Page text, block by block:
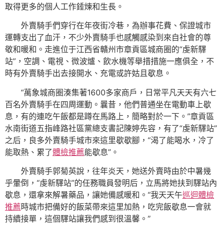
取得更多的個人工作錘煉和生長。
外賣騎手們穿行在年夜街冷巷，為辦事花費、保證城市
運轉支出了血汗，不少外賣騎手也感觸感染到來自社會的尊
敬和暖和。走進位于江西省贛州市章貢區城商圈的“虔新驛
站”，空調、電視、微波爐、飲水機等舉措措施一應俱全，不
時有外賣騎手出去接開水、充電或許姑且歇息。
“萬象城商圈湊集著1600多家商戶，日常平凡天天有六七
百名外賣騎手在四周運動。曩昔，他們普通坐在電動車上歇
息，有的連吃午飯都是蹲在馬路上，簡略對於一下。”章貢區
水南街道五指峰路社區黨總支書記陳婷先容，有了“虔新驛站”
之后，良多外賣騎手城市來這里歇歇腳，“渴了能喝水，冷了
能取熱、累了體檢推薦能歇息”。
外賣騎手郭菊英說，往年炎天，她送外賣時由於中暑幾
乎暈倒，“虔新驛站”的任務職員發明后，立馬將她扶到驛站內
歇息，還拿來解暑藥品，讓她備感暖和。“我天天午巡迴體檢
推薦時城市把備好的飯菜帶來這里加熱，吃完飯歇息一會就
持續接單，這個驛站讓我們感到很溫馨。”